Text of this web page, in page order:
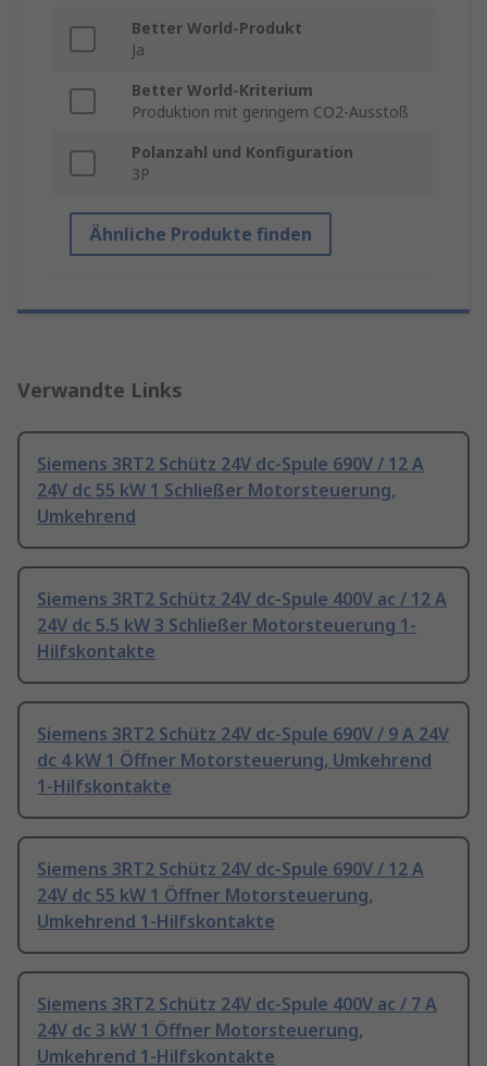
Better World-Produkt
Ja
Better World-Kriterium
Produktion mit geringem CO2-Ausstoß
Polanzahl und Konfiguration
3P
Ähnliche Produkte finden
Verwandte Links
Siemens 3RT2 Schütz 24V dc-Spule 690V / 12 A
24V dc 55 kW 1 Schließer Motorsteuerung,
Umkehrend
Siemens 3RT2 Schütz 24V dc-Spule 400V ac / 12 A
24V dc 5.5 kW 3 Schließer Motorsteuerung 1-
Hilfskontakte
Siemens 3RT2 Schütz 24V dc-Spule 690V / 9 A 24V
dc 4 kW 1 Öffner Motorsteuerung, Umkehrend
1-Hilfskontakte
Siemens 3RT2 Schütz 24V dc-Spule 690V / 12 A
24V dc 55 kW 1 Öffner Motorsteuerung,
Umkehrend 1-Hilfskontakte
Siemens 3RT2 Schütz 24V dc-Spule 400V ac / 7 A
24V dc 3 kW 1 Öffner Motorsteuerung,
Umkehrend 1-Hilfskontakte